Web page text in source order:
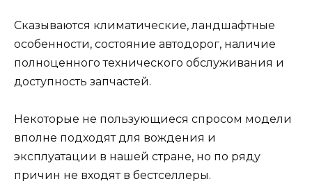
Сказываются климатические, ландшафтные
особенности, состояние автодорог, наличие
полноценного технического обслуживания и
доступность запчастей.
Некоторые не пользующиеся спросом модели
вполне подходят для вождения и
эксплуатации в нашей стране, но по ряду
причин не входят в бестселлеры.